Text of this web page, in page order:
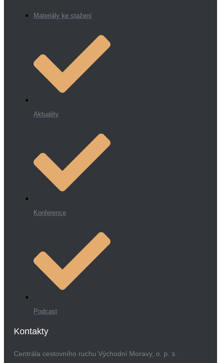
Materiály ke stažení
Aktuality
Konference
Podcast
Kontakty
Centrála cestovního ruchu Východní Moravy, o. p. s.